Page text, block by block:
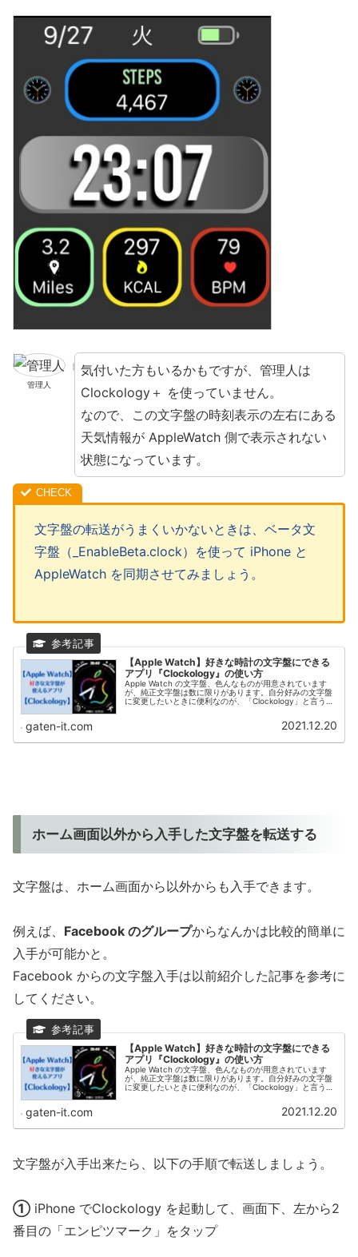
管理人
気付いた方もいるかもですが、管理人は
Clockology＋ を使っていません。
なので、この文字盤の時刻表示の左右にある
天気情報が AppleWatch 側で表示されない
状態になっています。
文字盤の転送がうまくいかないときは、ベータ文
字盤（_EnableBeta.clock）を使って iPhone と
AppleWatch を同期させてみましょう。
【Apple Watch】好きな時計の文字盤にできる
アプリ『Clockology』の使い方
Apple Watch の文字盤、色んなものが用意されています
が、純正文字盤は数に限りがあります。自分好みの文字盤
に変更したいときに便利なのが、「Clockology」と言うア
gaten-it.com 2021.12.20
ホーム画面以外から入手した文字盤を転送する
文字盤は、ホーム画面から以外からも入手できます。
例えば、 Facebook のグループからなんかは比較的簡単に
入手が可能かと。
Facebook からの文字盤入手は以前紹介した記事を参考に
してください。
【Apple Watch】好きな時計の文字盤にできる
アプリ『Clockology』の使い方
Apple Watch の文字盤、色んなものが用意されています
が、純正文字盤は数に限りがあります。自分好みの文字盤
に変更したいときに便利なのが、「Clockology」と言うア
gaten-it.com 2021.12.20
文字盤が入手出来たら、以下の手順で転送しましょう。
① iPhone でClockology を起動して、画面下、左から2
番目の「エンピツマーク」をタップ